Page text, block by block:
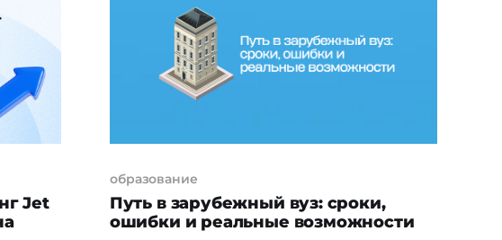
инвестиционных идей этого сезона – от
казахстанских эмитентов с высокой
дивидендной доходностью до мировых
лидеров технологического и
энергетического секторов. Казахстанский
Jet
образование
Путь в зарубежный вуз: сроки,
ошибки и реальные возможности